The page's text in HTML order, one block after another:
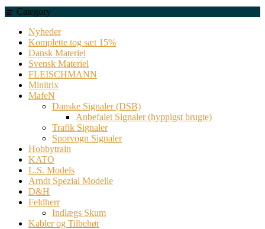
Category
Nyheder
Komplette tog sæt 15%
Dansk Materiel
Svensk Materiel
FLEISCHMANN
Minitrix
MafeN
Danske Signaler (DSB)
Anbefalet Signaler (hyppigst brugte)
Trafik Signaler
Sporvogn Signaler
Hobbytrain
KATO
L.S. Models
Arndt Spezial Modelle
D&H
Feldherr
Indlægs Skum
Kabler og Tilbehør